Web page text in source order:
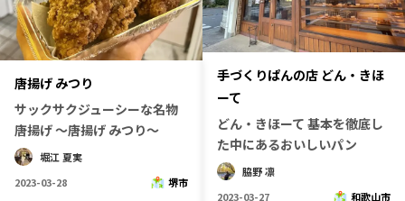
唐揚げ みつり
サックサクジューシーな名物
唐揚げ 〜唐揚げ みつり〜
堀江 夏実
2023-03-28
堺市
手づくりぱんの店 どん・きほ
ーて
どん・きほーて 基本を徹底し
た中にあるおいしいパン
脇野 凛
2023-03-27
和歌山市